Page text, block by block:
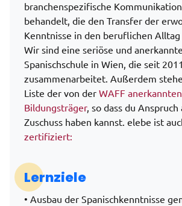
branchenspezifische
behandelt, die den Transfer der
Kenntnisse in den beruflichen
Wir sind eine seriöse und anerkannte
Spanischschule in Wien, die seit
zusammenarbeitet. Außerdem
Liste der von der WAFF anerkannten
Bildungsträger, so dass du
Zuschuss haben kannst. elebe ist
zertifiziert:
Lernziele
• Ausbau der Spanischkenntnisse